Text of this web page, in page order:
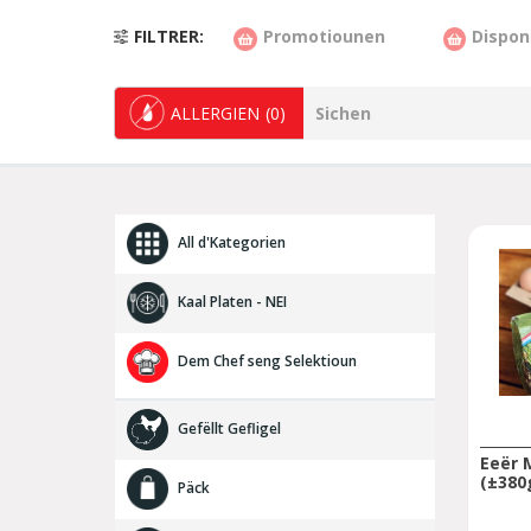
FILTRER Promotiounen
ALLERGIEN (0)
All d'Kategorien
Kaal Platen - NEI
Dem Chef seng Selektioun
Gefëllt Gefligel
Päck
Eeër